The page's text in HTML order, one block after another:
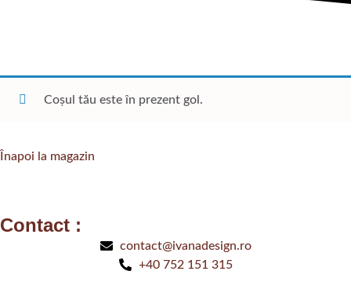
Coșul tău este în prezent gol.
Înapoi la magazin
Contact :
contact@ivanadesign.ro
+40 752 151 315